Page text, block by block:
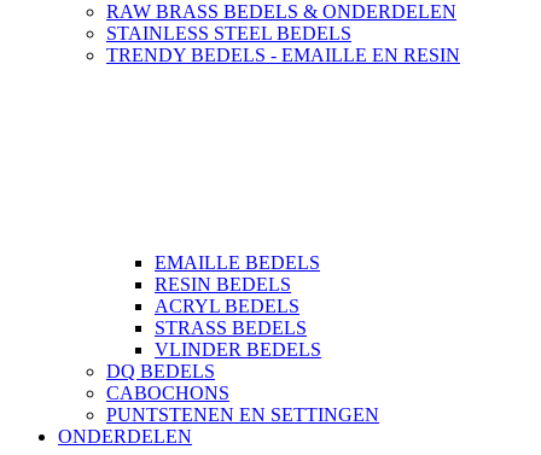
RAW BRASS BEDELS & ONDERDELEN
STAINLESS STEEL BEDELS
TRENDY BEDELS - EMAILLE EN RESIN
EMAILLE BEDELS
RESIN BEDELS
ACRYL BEDELS
STRASS BEDELS
VLINDER BEDELS
DQ BEDELS
CABOCHONS
PUNTSTENEN EN SETTINGEN
ONDERDELEN